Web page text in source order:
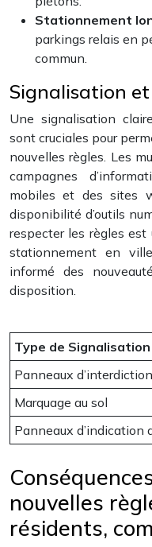
Stationnement
parkings relais en
commun.
Signalisation
Une signalisation
sont cruciales pour
nouvelles règles. Les
campagnes
mobiles et des sites
disponibilité d’outils
respecter les règles
stationnement en
informé des
disposition.
Type de Signalisation
Panneaux
Marquage au sol
Panneaux
nouvelles
résidents,